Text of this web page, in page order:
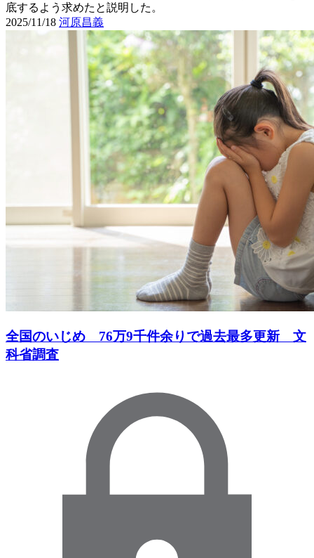
底するよう求めたと説明した。
2025/11/18 河原昌義
全国のいじめ 76万9千件余りで過去最多更新 文
科省調査